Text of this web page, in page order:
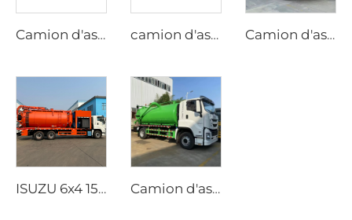
Camion d'aspiration d'égouts personnalisable 6x4 20CBM, pratique pour usage municipal, fonctionnant au diesel, transmission manuelle camion d'aspiration d'égouts à 10 roues, transmission manuelle, fonctionnant au diesel, pour aspiration de boues et d'excréments Camion d'aspiration d'égouts ISUZU FTR à 2 essieux 10000L, fourni par l'usine, diesel manuel, pour pompage de boues pétrolières et excréments humains
ISUZU 6x4 15 CBM Véhicule à citerne sous vide, au diesel, camions d'aspiration d'égouts avec transmission manuelle Camion d'aspiration d'égouts ISUZU 4x2 super robuste, prix abordable, personnalisable, au diesel, aspiration manuelle pour la vente